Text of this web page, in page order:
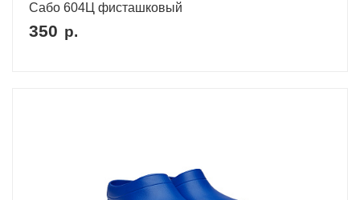
Сабо 604Ц фисташковый
350 р.